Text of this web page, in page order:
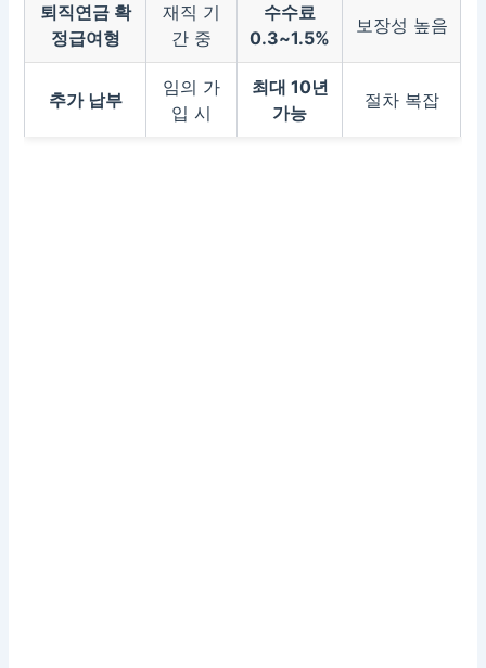
퇴직연금 확
정급여형
재직 기
간 중
수수료
0.3~1.5%
보장성 높음
추가 납부
임의 가
입 시
최대 10년
가능
절차 복잡